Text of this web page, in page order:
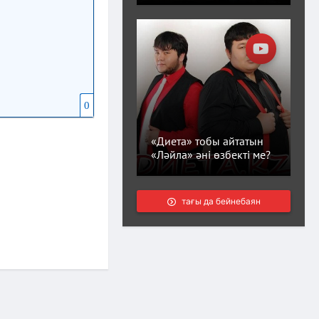
0
«Диета» тобы айтатын
«Ләйла» әні өзбекті ме?
тағы да бейнебаян